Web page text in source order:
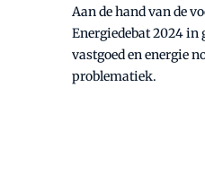
Aan de hand van de
Energiedebat 2024 in
vastgoed en energie
problematiek.